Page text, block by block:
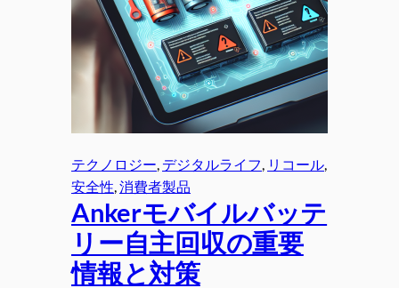
テクノロジー デジタルライフ リコール
安全性 消費者製品
Ankerモバイルバッテ
リー自主回収の重要
情報と対策